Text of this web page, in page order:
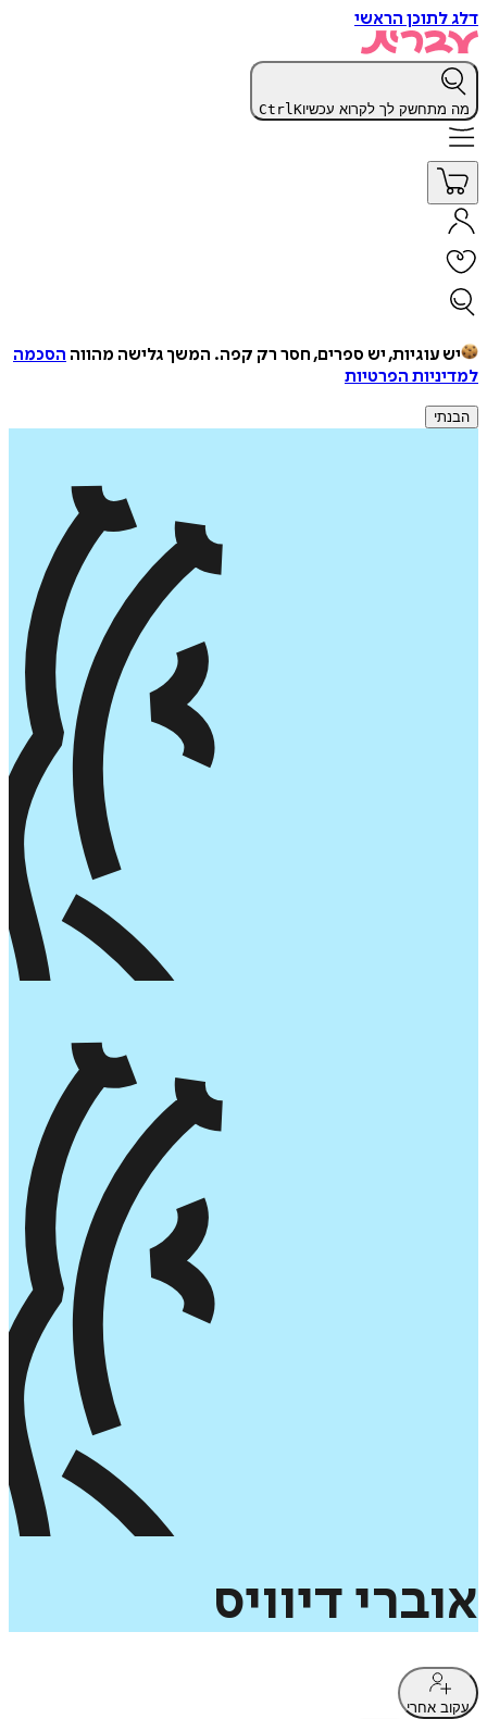
דלג לתוכן הראשי
מה מתחשק לך לקרוא עכשיו CtrlK
יש עוגיות, יש ספרים, חסר רק קפה. המשך גלישה מהווה הסכמה
למדיניות הפרטיות
הבנתי
אוברי דיוויס
עקוב אחרי